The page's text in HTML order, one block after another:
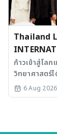
Thailand
เวที AI รวม
ไทยสู่ศูนย์ก
ก้าวเข้าสู่โล
วิทยาศาสตร์
6 Aug 2026